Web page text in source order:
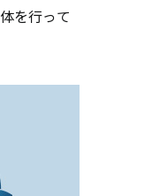
を行って